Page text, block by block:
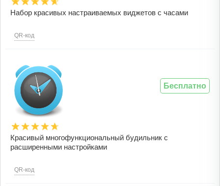
Набор красивых настраиваемых виджетов с часами
QR-код
Красивый многофункциональный будильник с
расширенными настройками
QR-код
Бесплатно